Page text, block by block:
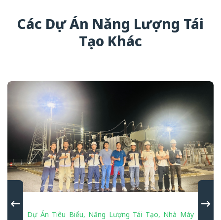
Các Dự Án Năng Lượng Tái
Tạo Khác
Dự Án Tiêu Biểu, Năng Lượng Tái Tạo, Nhà Máy